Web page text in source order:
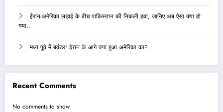
ईरान-अमेरिका लड़ाई के बीच पाकिस्तान की निकली हवा, जानिए अब ऐसा क्या हो
गया..
मध्य पूर्व में बवंडर! ईरान के आगे क्या हुआ अमेरिका का?..
Recent Comments
No comments to show.